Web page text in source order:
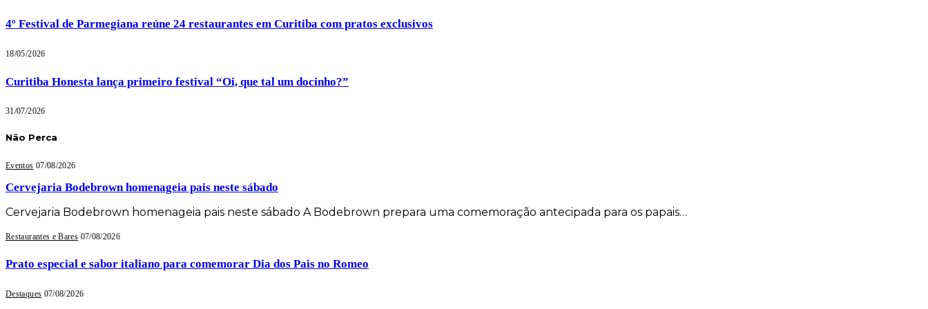
4º Festival de Parmegiana reúne 24 restaurantes em Curitiba com pratos exclusivos
18/05/2026
Curitiba Honesta lança primeiro festival “Oi, que tal um docinho?”
31/07/2026
Não Perca
Eventos 07/08/2026
Cervejaria Bodebrown homenageia pais neste sábado
Cervejaria Bodebrown homenageia pais neste sábado A Bodebrown prepara uma comemoração antecipada para os papais…
Restaurantes e Bares 07/08/2026
Prato especial e sabor italiano para comemorar Dia dos Pais no Romeo
Destaques 07/08/2026